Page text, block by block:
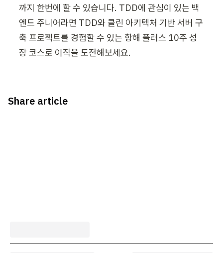
까지 한번에 할 수 있습니다. TDD에 관심이 있는 백
엔드 주니어라면 TDD와 클린 아키텍처 기반 서버 구
축 프로젝트를 경험할 수 있는 항해 플러스 10주 성
장 코스로 이직을 도전해보세요.
Share article